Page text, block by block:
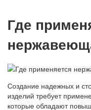
Где
Создание надежных и
изделий требует
которые обладают